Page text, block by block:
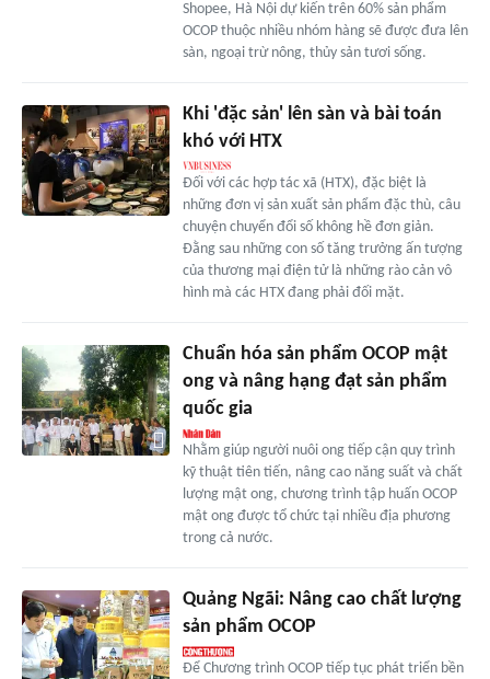
Shopee, Hà Nội dự kiến trên 60% sản phẩm
OCOP thuộc nhiều nhóm hàng sẽ được đưa lên
sàn, ngoại trừ nông, thủy sản tươi sống.
Khi 'đặc sản' lên sàn và bài toán
khó với HTX
Đối với các hợp tác xã (HTX), đặc biệt là
những đơn vị sản xuất sản phẩm đặc thù, câu
chuyện chuyển đổi số không hề đơn giản.
Đằng sau những con số tăng trưởng ấn tượng
của thương mại điện tử là những rào cản vô
hình mà các HTX đang phải đối mặt.
Chuẩn hóa sản phẩm OCOP mật
ong và nâng hạng đạt sản phẩm
quốc gia
Nhằm giúp người nuôi ong tiếp cận quy trình
kỹ thuật tiên tiến, nâng cao năng suất và chất
lượng mật ong, chương trình tập huấn OCOP
mật ong được tổ chức tại nhiều địa phương
trong cả nước.
Quảng Ngãi: Nâng cao chất lượng
sản phẩm OCOP
Để Chương trình OCOP tiếp tục phát triển bền